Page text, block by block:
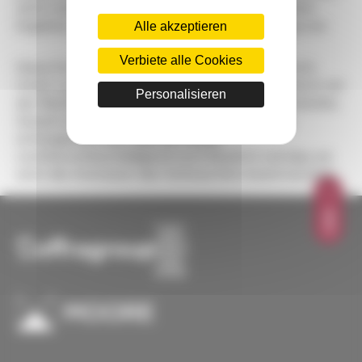
Ergebnis, dass die Werbeaktion nicht unzulässig war.
Diese Entscheidung wurde vom Kassationsgericht,
Urteil vom 22. März 2023, bestätigt. Sie ist konform mit
der Rechtsprechung des europäischen Gerichtshofes.
sichergestellt sein, dass sie weder
nicht die Interessen des Verbrauchers beeinträchtigt.
Alle akzeptieren
Verbiete alle Cookies
Personalisieren